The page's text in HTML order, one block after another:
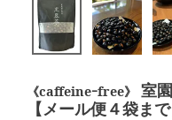
《caffeineｰfree》
室
【メール便４袋まで